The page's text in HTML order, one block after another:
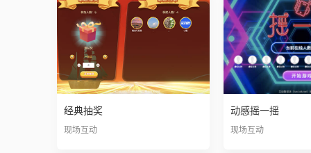
经典抽奖
现场互动
动感摇一摇
现场互动